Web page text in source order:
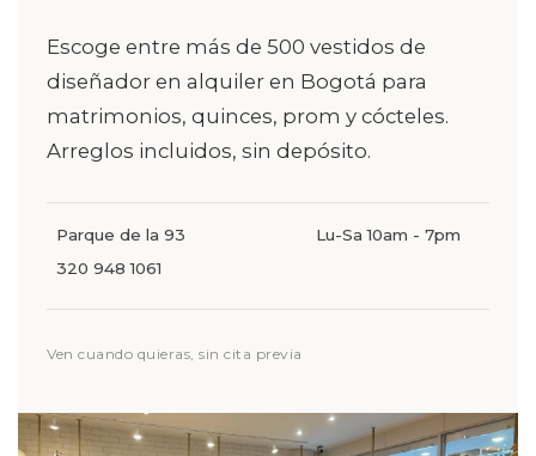
Escoge entre más de 500 vestidos de
diseñador en alquiler en Bogotá para
matrimonios, quinces, prom y cócteles.
Arreglos incluidos, sin depósito.
Parque de la 93
Lu-Sa 10am - 7pm
320 948 1061
Ven cuando quieras, sin cita previa